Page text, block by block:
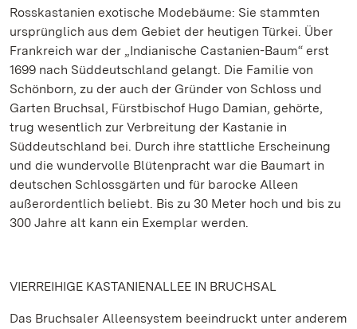
Rosskastanien exotische Modebäume: Sie stammten
ursprünglich aus dem Gebiet der heutigen Türkei. Über
Frankreich war der „Indianische Castanien-Baum“ erst
1699 nach Süddeutschland gelangt. Die Familie von
Schönborn, zu der auch der Gründer von Schloss und
Garten Bruchsal, Fürstbischof Hugo Damian, gehörte,
trug wesentlich zur Verbreitung der Kastanie in
Süddeutschland bei. Durch ihre stattliche Erscheinung
und die wundervolle Blütenpracht war die Baumart in
deutschen Schlossgärten und für barocke Alleen
außerordentlich beliebt. Bis zu 30 Meter hoch und bis zu
300 Jahre alt kann ein Exemplar werden.
VIERREIHIGE KASTANIENALLEE IN BRUCHSAL
Das Bruchsaler Alleensystem beeindruckt unter anderem